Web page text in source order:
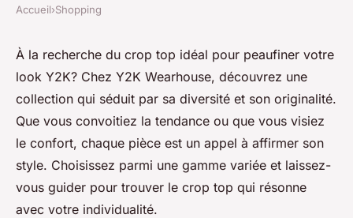
SHOPPING
Achat crop top : explorez la
vaste collection chez y2k
wearhouse
Damien•20 août 2025•3 min de lecture
Accueil›Shopping
À la recherche du crop top idéal pour peaufiner votre
look Y2K? Chez Y2K Wearhouse, découvrez une
collection qui séduit par sa diversité et son originalité.
Que vous convoitiez la tendance ou que vous visiez
le confort, chaque pièce est un appel à affirmer son
style. Choisissez parmi une gamme variée et laissez-
vous guider pour trouver le crop top qui résonne
avec votre individualité.